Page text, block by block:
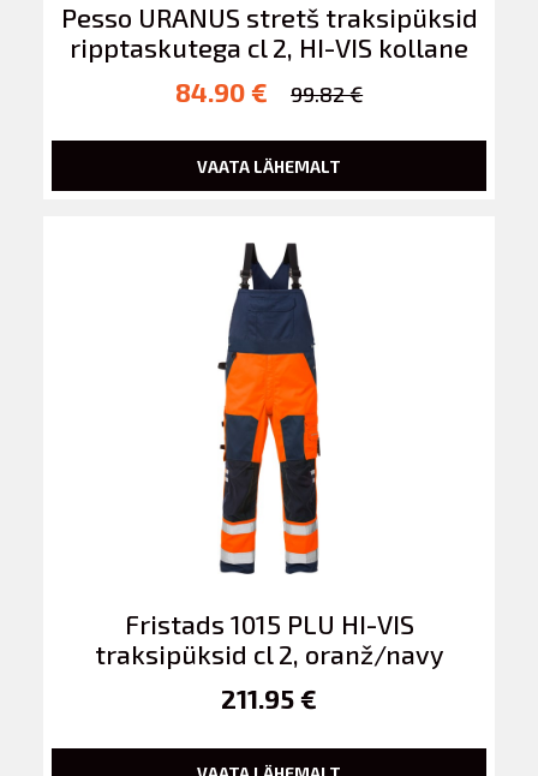
Pesso URANUS stretš traksipüksid
ripptaskutega cl 2, HI-VIS kollane
84.90 €
99.82 €
VAATA LÄHEMALT
Fristads 1015 PLU HI-VIS
traksipüksid cl 2, oranž/navy
211.95 €